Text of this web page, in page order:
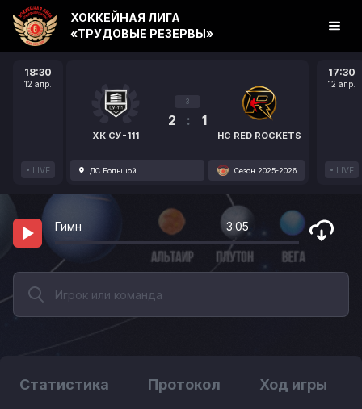
18:30
12 апр.
LIVE
ХК СУ-111
3
2 : 1
HC RED ROCKETS
ДС Большой Сезон 2025-2026
17:30
12 апр.
LIVE
ХОККЕЙНАЯ ЛИГА
«ТРУДОВЫЕ РЕЗЕРВЫ»
Гимн 3:05
Статистика Протокол Ход игры